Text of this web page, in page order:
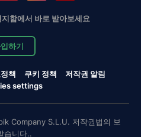
함에서 바로 받아보세요
하기
책 쿠키 정책
저작권 알림
settings
Company S.L.U. 저작권법의 보
습니다..